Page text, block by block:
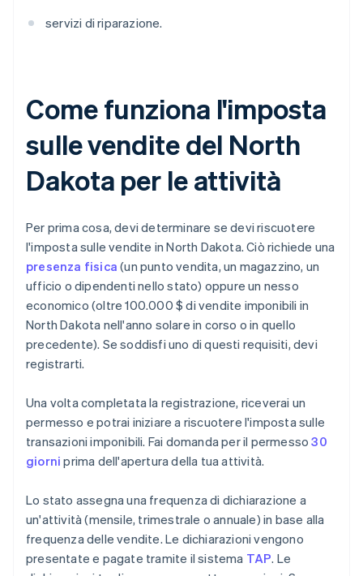
servizi di riparazione.
Come funziona l'imposta
sulle vendite del North
Dakota per le attività
Per prima cosa, devi determinare se devi riscuotere
l'imposta sulle vendite in North Dakota. Ciò richiede una
presenza fisica (un punto vendita, un magazzino, un
ufficio o dipendenti nello stato) oppure un nesso
economico (oltre 100.000 $ di vendite imponibili in
North Dakota nell'anno solare in corso o in quello
precedente). Se soddisfi uno di questi requisiti, devi
registrarti.
Una volta completata la registrazione, riceverai un
permesso e potrai iniziare a riscuotere l'imposta sulle
transazioni imponibili. Fai domanda per il permesso30
giorni prima dell'apertura della tua attività.
Lo stato assegna una frequenza di dichiarazione a
un'attività (mensile, trimestrale o annuale) in base alla
frequenza delle vendite. Le dichiarazioni vengono
presentate e pagate tramite il sistema TAP. Le